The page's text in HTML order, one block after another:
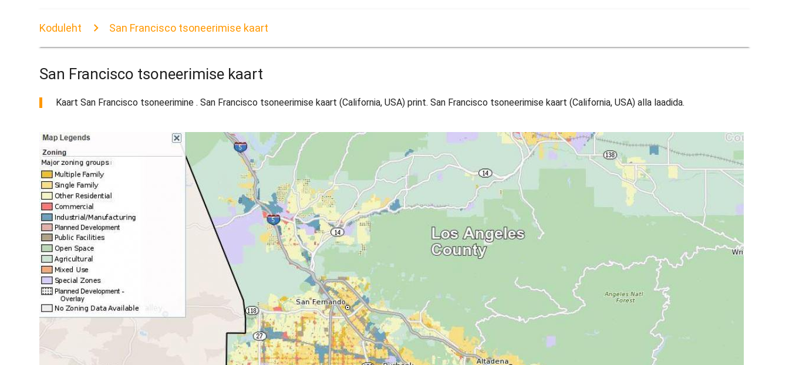
Koduleht San Francisco tsoneerimise kaart
San Francisco tsoneerimise kaart
Kaart San Francisco tsoneerimine . San Francisco tsoneerimise kaart (California, USA) print. San Francisco tsoneerimise kaart (California, USA) alla laadida.